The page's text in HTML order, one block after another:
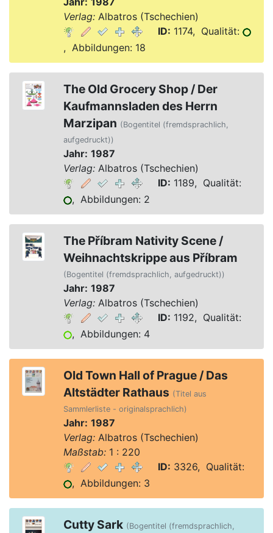
Verlag:Albatros (Tschechien)
ID: 1174, Qualität:
, Abbildungen: 18
The Old Grocery Shop / Der
Kaufmannsladen des Herrn
Marzipan (Bogentitel (fremdsprachlich,
aufgedruckt))
Jahr: 1987
Verlag:Albatros (Tschechien)
ID: 1189, Qualität:
, Abbildungen: 2
The Příbram Nativity Scene /
Weihnachtskrippe aus Příbram
(Bogentitel (fremdsprachlich, aufgedruckt))
Jahr: 1987
Verlag:Albatros (Tschechien)
ID: 1192, Qualität:
, Abbildungen: 4
Old Town Hall of Prague / Das
Altstädter Rathaus (Titel aus
Sammlerliste - originalsprachlich)
Jahr: 1987
Verlag:Albatros (Tschechien)
Maßstab:1 : 220
ID: 3326, Qualität:
, Abbildungen: 3
Cutty Sark (Bogentitel (fremdsprachlich,